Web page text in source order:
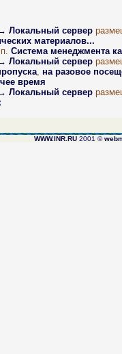
Локальный сервер
материалов...
Система менеджмента
Локальный сервер
, на разовое
время
Локальный сервер
WWW.INR.RU2001 ©